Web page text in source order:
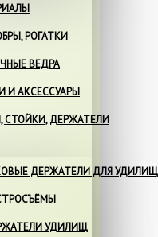
РОГАТКИ
ВЕДРА
И АКСЕССУАРЫ
СТОЙКИ, ДЕРЖАТЕЛИ
ДЕРЖАТЕЛИ ДЛЯ УДИЛИЩ
УДИЛИЩ